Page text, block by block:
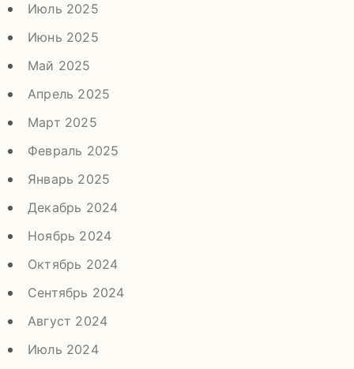
Июль 2025
Июнь 2025
Май 2025
Апрель 2025
Март 2025
Февраль 2025
Январь 2025
Декабрь 2024
Ноябрь 2024
Октябрь 2024
Сентябрь 2024
Август 2024
Июль 2024